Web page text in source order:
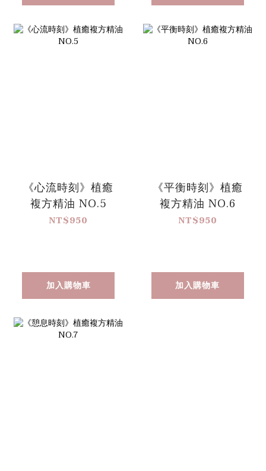
《心流時刻》植癒
複方精油 NO.5
NT$950
加入購物車
《平衡時刻》植癒
複方精油 NO.6
NT$950
加入購物車